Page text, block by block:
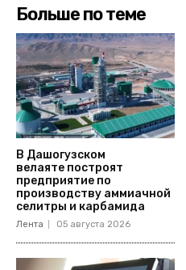
Больше по теме
В Дашогузском
велаяте построят
предприятие по
производству аммиачной
селитры и карбамида
Лента 05 августа 2026